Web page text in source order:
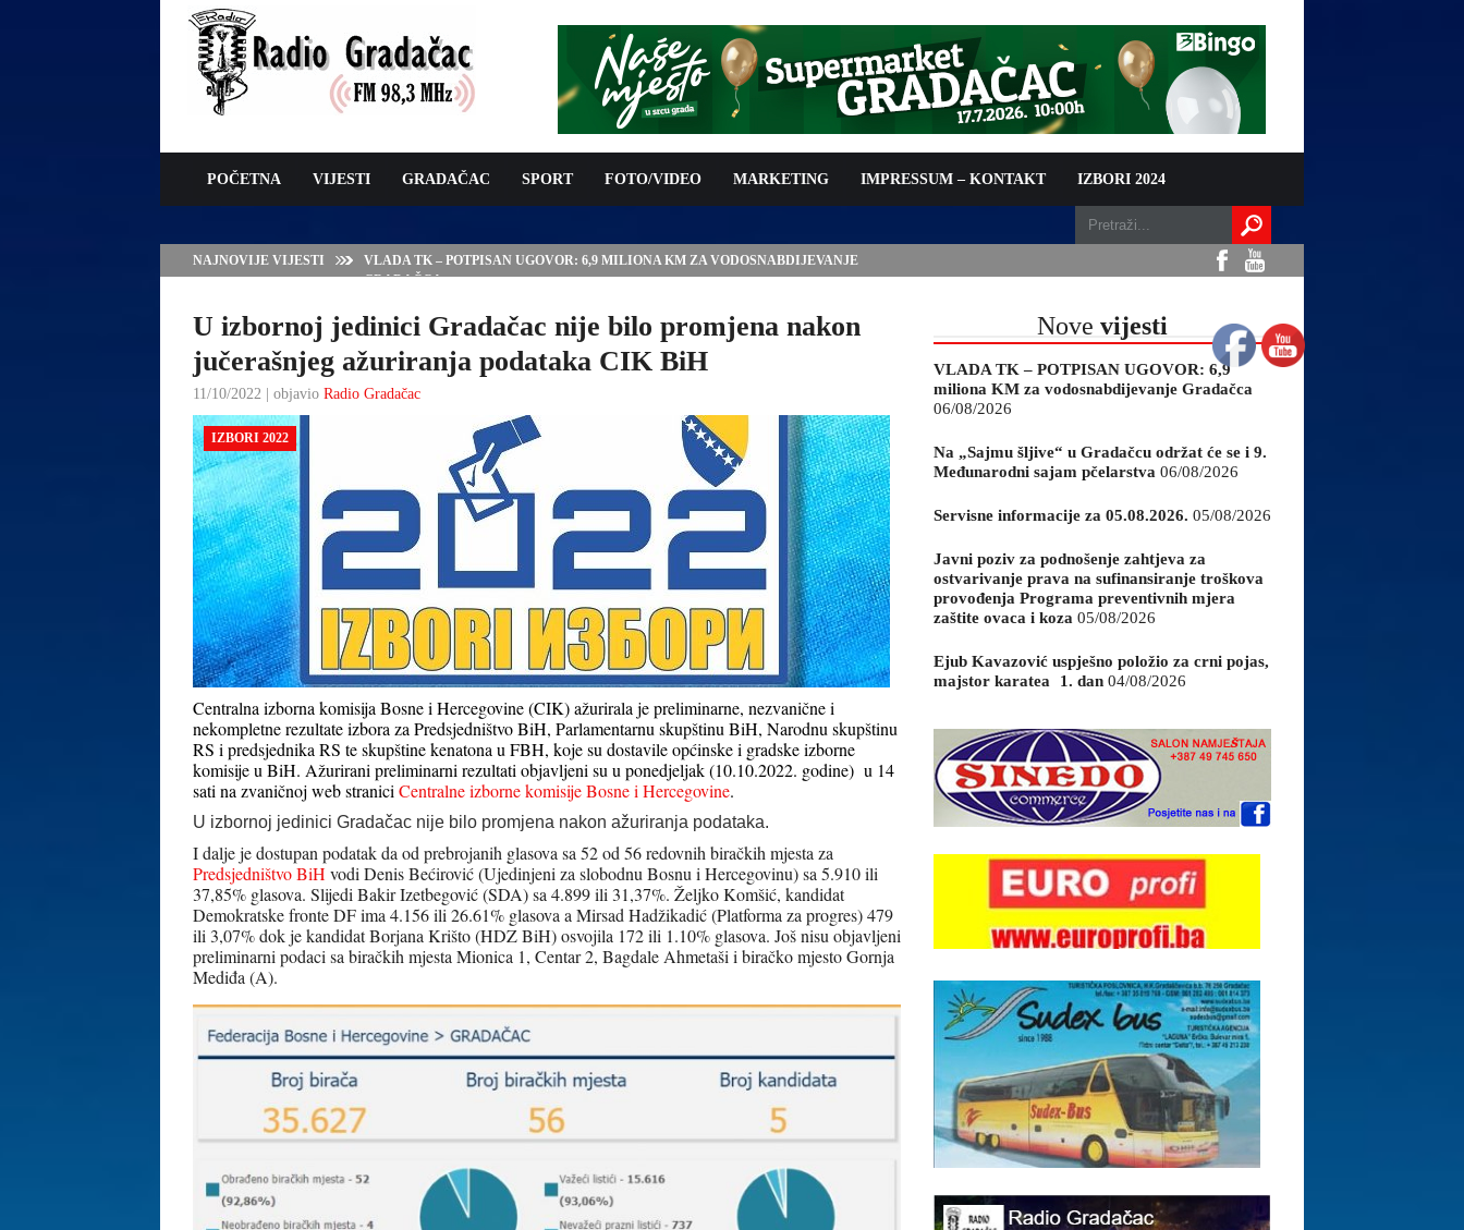
POČETNA VIJESTI GRADAČAC SPORT FOTO/VIDEO MARKETING IMPRESSUM – KONTAKT IZBORI 2024
NAJNOVIJE VIJESTI
VLADA TK – POTPISAN UGOVOR: 6,9 MILIONA KM ZA VODOSNABDIJEVANJE
GRADAČCA
U izbornoj jedinici Gradačac nije bilo promjena nakon
jučerašnjeg ažuriranja podataka CIK BiH
11/10/2022 | objavio Radio Gradačac
IZBORI 2022
Centralna izborna komisija Bosne i Hercegovine (CIK) ažurirala je preliminarne, nezvanične i
nekompletne rezultate izbora za Predsjedništvo BiH, Parlamentarnu skupštinu BiH, Narodnu skupštinu
RS i predsjednika RS te skupštine kenatona u FBH, koje su dostavile općinske i gradske izborne
komisije u BiH. Ažurirani preliminarni rezultati objavljeni su u ponedjeljak (10.10.2022. godine) u 14
sati na zvaničnoj web stranici Centralne izborne komisije Bosne i Hercegovine.
U izbornoj jedinici Gradačac nije bilo promjena nakon ažuriranja podataka.
I dalje je dostupan podatak da od prebrojanih glasova sa 52 od 56 redovnih biračkih mjesta za
Predsjedništvo BiH vodi Denis Bećirović (Ujedinjeni za slobodnu Bosnu i Hercegovinu) sa 5.910 ili
37,85% glasova. Slijedi Bakir Izetbegović (SDA) sa 4.899 ili 31,37%. Željko Komšić, kandidat
Demokratske fronte DF ima 4.156 ili 26.61% glasova a Mirsad Hadžikadić (Platforma za progres) 479
ili 3,07% dok je kandidat Borjana Krišto (HDZ BiH) osvojila 172 ili 1.10% glasova. Još nisu objavljeni
preliminarni podaci sa biračkih mjesta Mionica 1, Centar 2, Bagdale Ahmetaši i biračko mjesto Gornja
Mediđa (A).
Nove vijesti
VLADA TK – POTPISAN UGOVOR: 6,9
miliona KM za vodosnabdijevanje Gradačca
06/08/2026
Na „Sajmu šljive“ u Gradačcu održat će se i 9.
Međunarodni sajam pčelarstva 06/08/2026
Servisne informacije za 05.08.2026. 05/08/2026
Javni poziv za podnošenje zahtjeva za
ostvarivanje prava na sufinansiranje troškova
provođenja Programa preventivnih mjera
zaštite ovaca i koza 05/08/2026
Ejub Kavazović uspješno položio za crni pojas,
majstor karatea 1. dan 04/08/2026